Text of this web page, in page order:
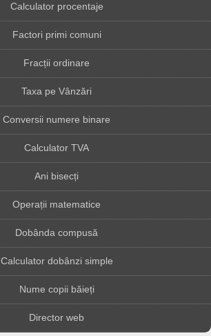
Calculator procentaje
Factori primi comuni
Fracții ordinare
Taxa pe Vânzări
Conversii numere binare
Calculator TVA
Ani bisecți
Operații matematice
Dobânda compusă
Calculator dobânzi simple
Nume copii băieți
Director web